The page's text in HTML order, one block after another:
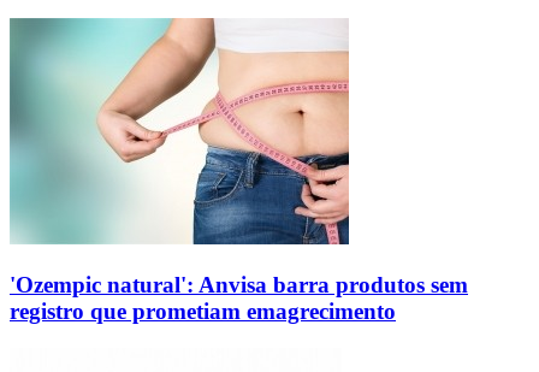
'Ozempic natural': Anvisa barra produtos sem
registro que prometiam emagrecimento